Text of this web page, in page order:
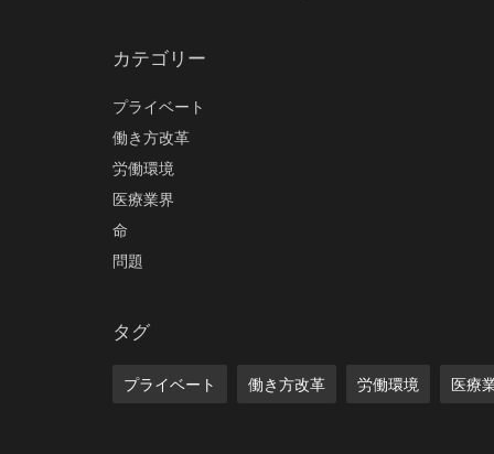
カテゴリー
プライベート
働き方改革
労働環境
医療業界
命
問題
タグ
プライベート 働き方改革 労働環境 医療